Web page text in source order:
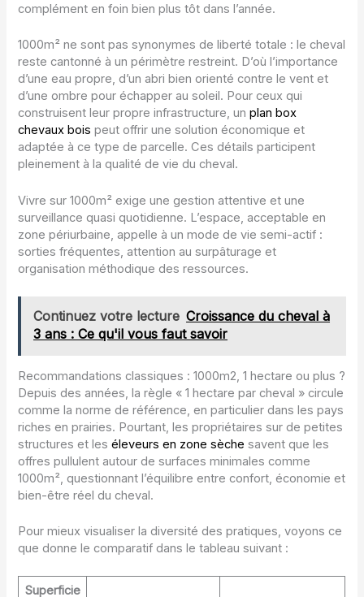
complément en foin bien plus tôt dans l’année.
1000m² ne sont pas synonymes de liberté totale : le cheval
reste cantonné à un périmètre restreint. D’où l’importance
d’une eau propre, d’un abri bien orienté contre le vent et
d’une ombre pour échapper au soleil. Pour ceux qui
construisent leur propre infrastructure, unplan box
chevaux bois peut offrir une solution économique et
adaptée à ce type de parcelle. Ces détails participent
pleinement à la qualité de vie du cheval.
Vivre sur 1000m² exige une gestion attentive et une
surveillance quasi quotidienne. L’espace, acceptable en
zone périurbaine, appelle à un mode de vie semi-actif :
sorties fréquentes, attention au surpâturage et
organisation méthodique des ressources.
Continuez votre lecture Croissance du cheval à
3 ans : Ce qu'il vous faut savoir
Recommandations classiques : 1000m2, 1 hectare ou plus ?
Depuis des années, la règle « 1 hectare par cheval » circule
comme la norme de référence, en particulier dans les pays
riches en prairies. Pourtant, les propriétaires sur de petites
structures et leséleveurs en zone sèche savent que les
offres pullulent autour de surfaces minimales comme
1000m², questionnant l’équilibre entre confort, économie et
bien-être réel du cheval.
Pour mieux visualiser la diversité des pratiques, voyons ce
que donne le comparatif dans le tableau suivant :
Superficie